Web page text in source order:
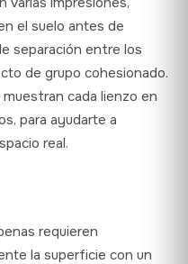
el suelo antes de
separación entre los
de grupo cohesionado.
cada lienzo en
para ayudarte a
real.
requieren
la superficie con un